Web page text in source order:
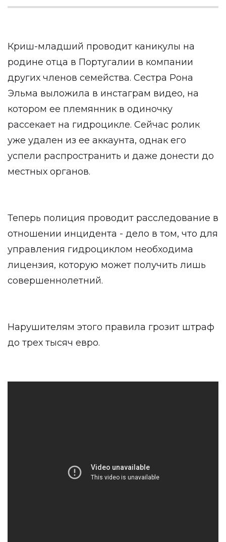
Криш-младший проводит каникулы на
родине отца в Португалии в компании
других членов семейства. Сестра Рона
Эльма выложила в инстаграм видео, на
котором ее племянник в одиночку
рассекает на гидроцикле. Сейчас ролик
уже удален из ее аккаунта, однак его
успели распространить и даже донести до
местных органов.
Теперь полиция проводит расследование в
отношении инцидента - дело в том, что для
управления гидроциклом необходима
лицензия, которую может получить лишь
совершеннолетний.
Нарушителям этого правила грозит штраф
до трех тысяч евро.